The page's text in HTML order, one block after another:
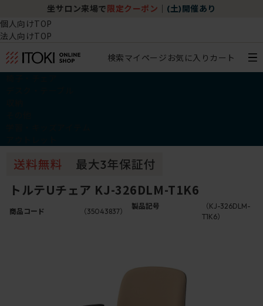
坐サロン来場で 限定クーポン (土)開催あり
個人向けTOP
法人向けTOP
検索マイページ お気に入り カート
トルテUチェア KJ-326DLM-T1K6
商品コード （35043837）
製品記号
（KJ-326DLM-
T1K6）